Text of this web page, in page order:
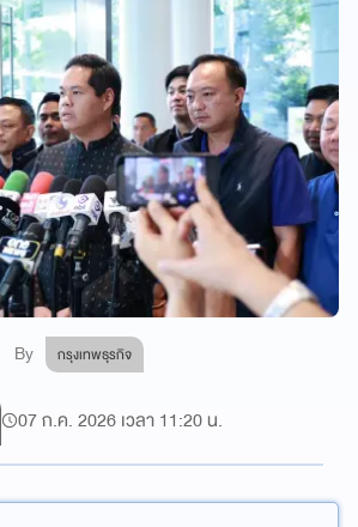
By กรุงเทพธุรกิจ
07 ก.ค. 2026 เวลา 11:20 น.